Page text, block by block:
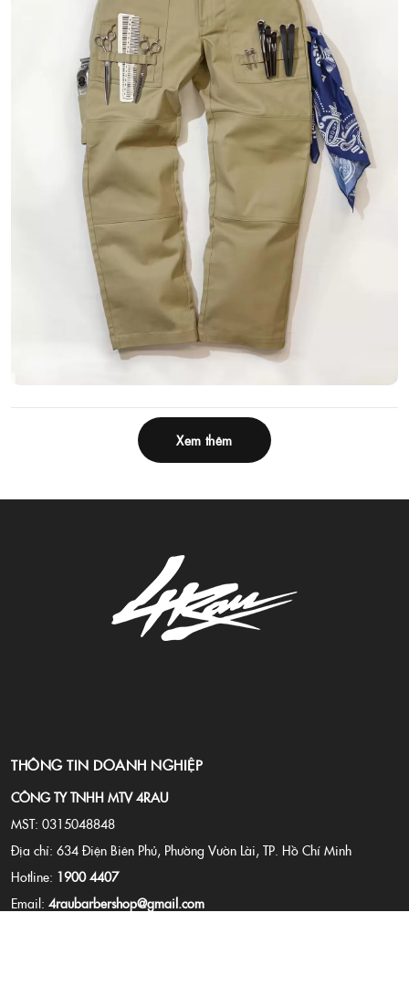
Xem thêm
THÔNG TIN DOANH NGHIỆP
CÔNG TY TNHH MTV 4RAU
MST: 0315048848
Địa chỉ: 634 Điện Biên Phủ, Phường Vườn Lài, TP. Hồ Chí Minh
Hotline: 1900 4407
Email: 4raubarbershop@gmail.com